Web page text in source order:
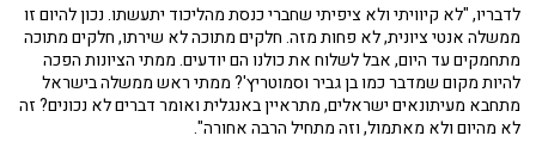
לדבריו, "לא קיוויתי ולא ציפיתי שחברי כנסת מהליכוד יתעשתו. נכון להיום זו
ממשלה אנטי ציונית, לא פחות מזה. חלקים מתוכה לא שירתו, חלקים מתוכה
מתחמקים עד היום, אבל לשלוח את כולנו הם יודעים. ממתי הציונות הפכה
להיות מקום שמדבר כמו בן גביר וסמוטריץ'? ממתי ראש ממשלה בישראל
מתחבא מעיתונאים ישראלים, מתראיין באנגלית ואומר דברים לא נכונים? זה
לא מהיום ולא מאתמול, וזה מתחיל הרבה אחורה".